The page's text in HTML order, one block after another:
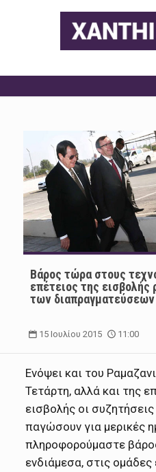
Βάρος τώρα στους
επέτειος της εισβολής
των διαπραγματεύσεων
15 Ιουλίου 2015 11:00
Ενόψει και του
Τετάρτη, αλλά και της
εισβολής οι
παγώσουν για μερικές
πληροφορούμαστε
ενδιάμεσα, στις ομάδες